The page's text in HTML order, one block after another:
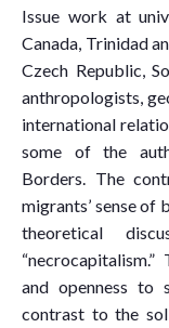
Issue work at
Canada, Trinidad
Czech Republic,
anthropologists,
international
some of the
Borders. The
migrants’ sense of
theoretical
and openness to
contrast to the